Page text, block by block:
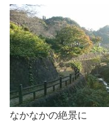
なかなかの絶景に